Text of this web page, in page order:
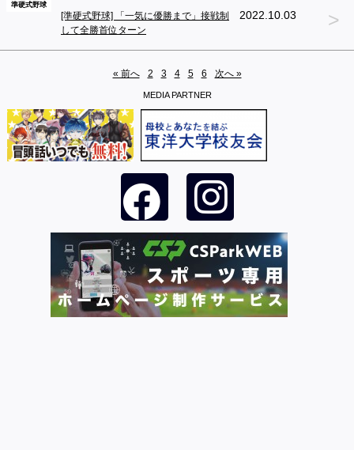
準硬式野球
[準硬式野球] 「一気に優勝まで」接戦制
して全勝首位ターン
2022.10.03 >
« 前へ 2 3 4 5 6 次へ »
MEDIA PARTNER